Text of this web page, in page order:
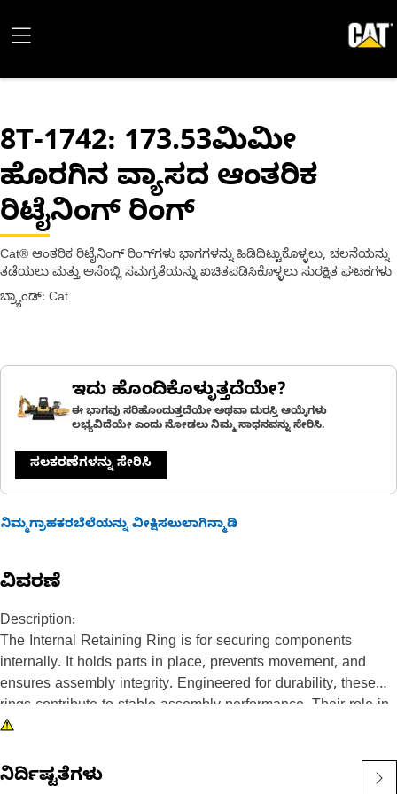
8T-1742: 173.53ಮಿಮೀ
ಹೊರಗಿನ ವ್ಯಾಸದ ಆಂತರಿಕ
ರಿಟೈನಿಂಗ್ ರಿಂಗ್
Cat® ಆಂತರಿಕ ರಿಟೈನಿಂಗ್ ರಿಂಗ್‌ಗಳು ಭಾಗಗಳನ್ನು ಹಿಡಿದಿಟ್ಟುಕೊಳ್ಳಲು, ಚಲನೆಯನ್ನು
ತಡೆಯಲು ಮತ್ತು ಅಸೆಂಬ್ಲಿ ಸಮಗ್ರತೆಯನ್ನು ಖಚಿತಪಡಿಸಿಕೊಳ್ಳಲು ಸುರಕ್ಷಿತ ಘಟಕಗಳು
ಬ್ರ್ಯಾಂಡ್: Cat
ಇದು ಹೊಂದಿಕೊಳ್ಳುತ್ತದೆಯೇ?
ಈ ಭಾಗವು ಸರಿಹೊಂದುತ್ತದೆಯೇ ಅಥವಾ ದುರಸ್ತಿ ಆಯ್ಕೆಗಳು
ಲಭ್ಯವಿದೆಯೇ ಎಂದು ನೋಡಲು ನಿಮ್ಮ ಸಾಧನವನ್ನು ಸೇರಿಸಿ.
ಸಲಕರಣೆಗಳನ್ನು ಸೇರಿಸಿ
ನಿಮ್ಮಗ್ರಾಹಕರಬೆಲೆಯನ್ನು ವೀಕ್ಷಿಸಲುಲಾಗಿನ್ಮಾಡಿ
ವಿವರಣೆ
Description:
The Internal Retaining Ring is for securing components
internally. It holds parts in place, prevents movement, and
ensures assembly integrity. Engineered for durability, these
rings contribute to stable assembly performance. Their role in
keeping components securely positioned is to prevent
ನಿರ್ದಿಷ್ಟತೆಗಳು